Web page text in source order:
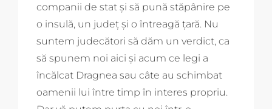
companii de stat și să pună stăpânire pe
o insulă, un județ și o întreagă țară. Nu
suntem judecători să dăm un verdict, ca
să spunem noi aici și acum ce legi a
încălcat Dragnea sau câte au schimbat
oamenii lui între timp în interes propriu.